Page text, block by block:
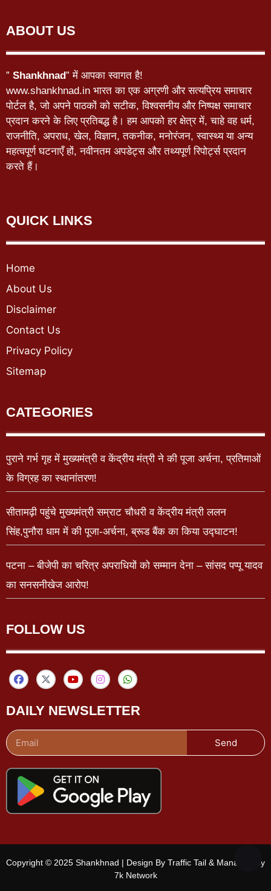
ABOUT US
” Shankhnad” में आपका स्वागत है!
www.shankhnad.in भारत का एक अग्रणी और सत्यप्रिय समाचार
पोर्टल है, जो अपने पाठकों को सटीक, विश्वसनीय और निष्पक्ष समाचार
प्रदान करने के लिए प्रतिबद्ध है। हम आपको हर क्षेत्र में, चाहे वह धर्म,
राजनीति, अपराध, खेल, विज्ञान, तकनीक, मनोरंजन, स्वास्थ्य या अन्य
महत्वपूर्ण घटनाएँ हों, नवीनतम अपडेट्स और तथ्यपूर्ण रिपोर्ट्स प्रदान
करते हैं।
QUICK LINKS
Home
About Us
Disclaimer
Contact Us
Privacy Policy
Sitemap
CATEGORIES
पुराने गर्भ गृह में मुख्यमंत्री व केंद्रीय मंत्री ने की पूजा अर्चना, प्रतिमाओं
के विग्रह का स्थानांतरण!
सीतामढ़ी पहुंचे मुख्यमंत्री सम्राट चौधरी व केंद्रीय मंत्री ललन
सिंह,पुनौरा धाम में की पूजा-अर्चना, ब्रूड बैंक का किया उद्घाटन!
पटना – बीजेपी का चरित्र अपराधियों को सम्मान देना – सांसद पप्पू यादव
का सनसनीखेज आरोप!
FOLLOW US
DAILY NEWSLETTER
Send
Copyright © 2025 Shankhnad | Design By Traffic Tail & Managed By
7k Network